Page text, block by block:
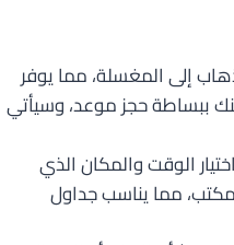
إلى المغسلة، مما يوفر
ببساطة حجز موعد، وسيأتي
الوقت والمكان الذي
مما يناسب جداول